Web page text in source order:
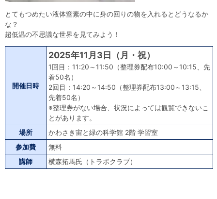
研究の紹介
川崎市自然環境調査報告
図録
紀要
年報
出版物
生田緑地の植物
お問い合わせ
よくある質問
とてもつめたい液体窒素の中に身の回りの物を入れるとどうなるか
な？
超低温の不思議な世界を見てみよう！
開催日時
2025年11月3日（月・祝）
1回目：11:20～11:50（整理券配布10:00～10:15、先
着50名）
2回目：14:20～14:50（整理券配布13:00～13:15、
先着50名）
※整理券がない場合、状況によっては観覧できないこ
とがあります。
場所
かわさき宙と緑の科学館 2階 学習室
参加費
無料
講師
横森拓馬氏（トラボクラブ）